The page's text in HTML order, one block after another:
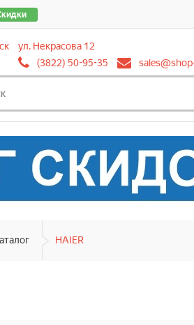
ул. Некрасова 12
(3822) 50-95-35
HAIER